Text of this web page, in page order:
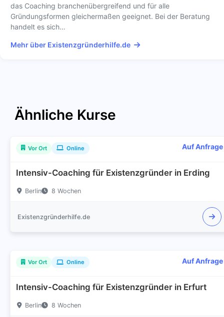
das Coaching branchenübergreifend und für alle
Gründungsformen gleichermaßen geeignet. Bei der Beratung
handelt es sich…
Mehr über Existenzgründerhilfe.de
Ähnliche Kurse
Vor Ort Online Auf Anfrage
Intensiv-Coaching für Existenzgründer in Erding
Berlin 8 Wochen
Existenzgründerhilfe.de
Vor Ort Online Auf Anfrage
Intensiv-Coaching für Existenzgründer in Erfurt
Berlin 8 Wochen